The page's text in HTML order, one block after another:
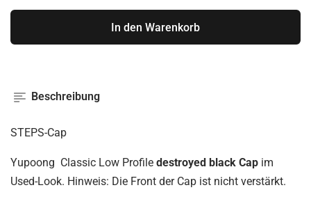
In den Warenkorb
Beschreibung
STEPS-Cap
Yupoong Classic Low Profile destroyed black Cap im
Used-Look. Hinweis: Die Front der Cap ist nicht verstärkt.